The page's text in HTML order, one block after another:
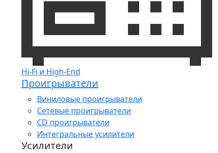
Hi-Fi и High-End
Проигрыватели
Виниловые проигрыватели
Сетевые проигрыватели
CD проигрыватели
Интегральные усилители
Усилители